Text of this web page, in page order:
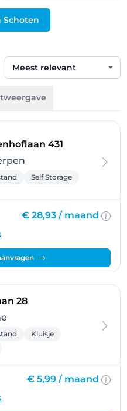
Schoten
Sorteren op
431
Self Storage
€ 28,93 / maand
28- Deurne
Kluisje
€ 5,99 / maand